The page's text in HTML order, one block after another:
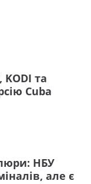
KODI та
Cuba
НБУ
але є